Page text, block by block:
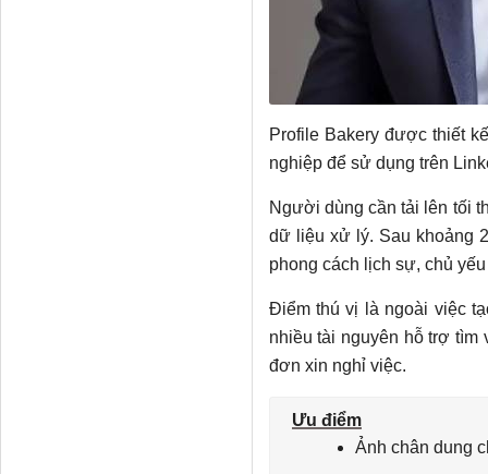
Profile Bakery được thiết
nghiệp để sử dụng trên
Người dùng cần tải lên tối
dữ liệu xử lý. Sau khoảng
phong cách lịch sự, chủ
Điểm thú vị là ngoài việc
nhiều tài nguyên hỗ trợ tìm
đơn xin nghỉ việc.
Ưu điểm
Ảnh chân dung